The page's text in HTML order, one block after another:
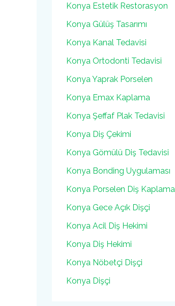
Konya Estetik Restorasyon
Konya Gülüş Tasarımı
Konya Kanal Tedavisi
Konya Ortodonti Tedavisi
Konya Yaprak Porselen
Konya Emax Kaplama
Konya Şeffaf Plak Tedavisi
Konya Diş Çekimi
Konya Gömülü Diş Tedavisi
Konya Bonding Uygulaması
Konya Porselen Diş Kaplama
Konya Gece Açık Dişçi
Konya Acil Diş Hekimi
Konya Diş Hekimi
Konya Nöbetçi Dişçi
Konya Dişçi